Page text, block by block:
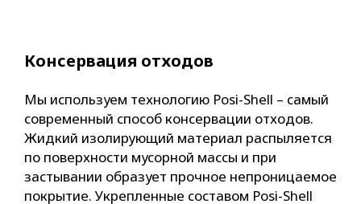
Консервация отходов
Мы используем технологию Posi-Shell – самый
современный способ консервации отходов.
Жидкий изолирующий материал распыляется
по поверхности мусорной массы и при
застывании образует прочное непроницаемое
покрытие. Укрепленные составом Posi-Shell